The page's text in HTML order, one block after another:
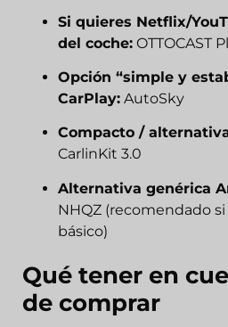
Si quieres Netflix/
del coche: OTTOCAST
Opción “simple y
CarPlay: AutoSky
Compacto /
CarlinKit 3.0
Alternativa genérica
NHQZ (recomendado
básico)
Qué tener en
de comprar